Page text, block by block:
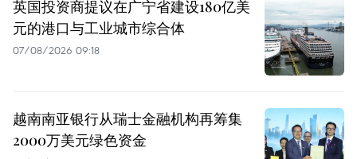
英国投资商提议在广宁省建设180亿美
元的港口与工业城市综合体
07/08/2026 09:18
越南南亚银行从瑞士金融机构再筹集
2000万美元绿色资金